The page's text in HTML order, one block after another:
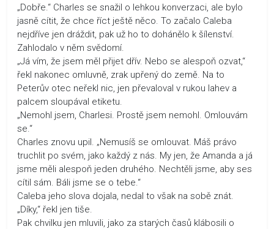
„Dobře.“ Charles se snažil o lehkou konverzaci, ale bylo
jasně cítit, že chce říct ještě něco. To začalo Caleba
nejdříve jen dráždit, pak už ho to dohánělo k šílenství.
Zahlodalo v něm svědomí.
„Já vím, že jsem měl přijet dřív. Nebo se alespoň ozvat,“
řekl nakonec omluvně, zrak upřený do země. Na to
Peterův otec neřekl nic, jen převaloval v rukou lahev a
palcem sloupával etiketu.
„Nemohl jsem, Charlesi. Prostě jsem nemohl. Omlouvám
se.“
Charles znovu upil. „Nemusíš se omlouvat. Máš právo
truchlit po svém, jako každý z nás. My jen, že Amanda a já
jsme měli alespoň jeden druhého. Nechtěli jsme, aby ses
cítil sám. Báli jsme se o tebe.“
Caleba jeho slova dojala, nedal to však na sobě znát.
„Díky,“ řekl jen tiše.
Pak chvilku jen mluvili, jako za starých časů klábosili o